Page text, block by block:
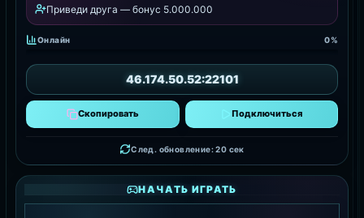
Приведи друга — бонус 5.000.000
Онлайн 0%
46.174.50.52:22101
Скопировать Подключиться
След. обновление: 18 сек
НАЧАТЬ ИГРАТЬ